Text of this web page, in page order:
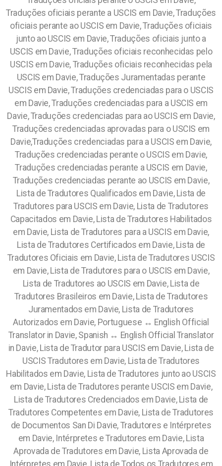
Traduções oficiais perante a USCIS em Davie, Traduções
oficiais perante ao USCIS em Davie, Traduções oficiais
junto ao USCIS em Davie, Traduções oficiais junto a
USCIS em Davie, Traduções oficiais reconhecidas pelo
USCIS em Davie, Traduções oficiais reconhecidas pela
USCIS em Davie, Traduções Juramentadas perante
USCIS em Davie, Traduções credenciadas para o USCIS
em Davie, Traduções credenciadas para a USCIS em
Davie, Traduções credenciadas para ao USCIS em Davie,
Traduções credenciadas aprovadas para o USCIS em
Davie,Traduções credenciadas para a USCIS em Davie,
Traduções credenciadas perante o USCIS em Davie,
Traduções credenciadas perante a USCIS em Davie,
Traduções credenciadas perante ao USCIS em Davie,
Lista de Tradutores Qualificados em Davie, Lista de
Tradutores para USCIS em Davie, Lista de Tradutores
Capacitados em Davie, Lista de Tradutores Habilitados
em Davie, Lista de Tradutores para a USCIS em Davie,
Lista de Tradutores Certificados em Davie, Lista de
Tradutores Oficiais em Davie, Lista de Tradutores USCIS
em Davie, Lista de Tradutores para o USCIS em Davie,
Lista de Tradutores ao USCIS em Davie, Lista de
Tradutores Brasileiros em Davie, Lista de Tradutores
Juramentados em Davie, Lista de Tradutores
Autorizados em Davie, Portuguese ↔ English Official
Translator in Davie, Spanish ↔ English Official Translator
in Davie, Lista de Tradutor para USCIS em Davie, Lista de
USCIS Tradutores em Davie, Lista de Tradutores
Habilitados em Davie, Lista de Tradutores junto ao USCIS
em Davie, Lista de Tradutores perante USCIS em Davie,
Lista de Tradutores Credenciados em Davie, Lista de
Tradutores Competentes em Davie, Lista de Tradutores
de Documentos San Di Davie, Tradutores e Intérpretes
em Davie, Intérpretes e Tradutores em Davie, Lista
Aprovada de Tradutores em Davie, Lista Aprovada de
Intérpretes em Davie, Lista de Todos os Tradutores em